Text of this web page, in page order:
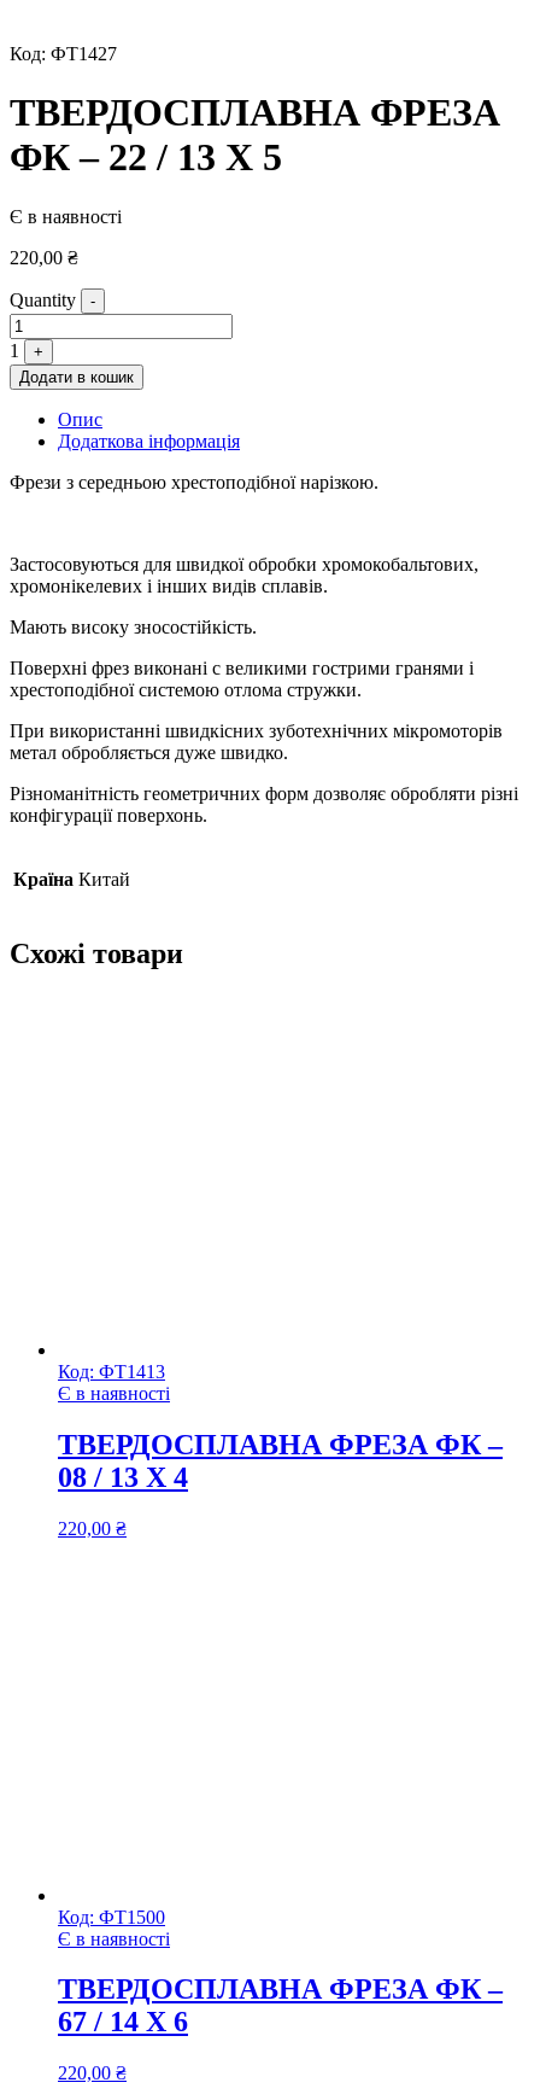
Код: ФТ1427
ТВЕРДОСПЛАВНА ФРЕЗА
ФК – 22 / 13 Х 5
Є в наявності
220,00 ₴
Quantity -
1
+
Додати в кошик
Опис
Додаткова інформація
Фрези з середньою хрестоподібної нарізкою.
Застосовуються для швидкої обробки хромокобальтових,
хромонікелевих і інших видів сплавів.
Мають високу зносостійкість.
Поверхні фрез виконані c великими гострими гранями і
хрестоподібної системою отлома стружки.
При використанні швидкісних зуботехнічних мікромоторів
метал обробляється дуже швидко.
Різноманітність геометричних форм дозволяє обробляти різні
конфігурації поверхонь.
Країна Китай
Схожі товари
Код: ФТ1413
Є в наявності
ТВЕРДОСПЛАВНА ФРЕЗА ФК –
08 / 13 Х 4
220,00 ₴
Код: ФТ1500
Є в наявності
ТВЕРДОСПЛАВНА ФРЕЗА ФК –
67 / 14 Х 6
220,00 ₴